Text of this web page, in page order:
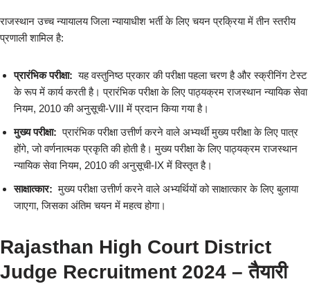
राजस्थान उच्च न्यायालय जिला न्यायाधीश भर्ती के लिए चयन प्रक्रिया में तीन स्तरीय
प्रणाली शामिल है:
प्रारंभिक परीक्षा: यह वस्तुनिष्ठ प्रकार की परीक्षा पहला चरण है और स्क्रीनिंग टेस्ट
के रूप में कार्य करती है। प्रारंभिक परीक्षा के लिए पाठ्यक्रम राजस्थान न्यायिक सेवा
नियम, 2010 की अनुसूची-VIII में प्रदान किया गया है।
मुख्य परीक्षा: प्रारंभिक परीक्षा उत्तीर्ण करने वाले अभ्यर्थी मुख्य परीक्षा के लिए पात्र
होंगे, जो वर्णनात्मक प्रकृति की होती है। मुख्य परीक्षा के लिए पाठ्यक्रम राजस्थान
न्यायिक सेवा नियम, 2010 की अनुसूची-IX में विस्तृत है।
साक्षात्कार: मुख्य परीक्षा उत्तीर्ण करने वाले अभ्यर्थियों को साक्षात्कार के लिए बुलाया
जाएगा, जिसका अंतिम चयन में महत्व होगा।
Rajasthan High Court District
Judge Recruitment 2024 – तैयारी